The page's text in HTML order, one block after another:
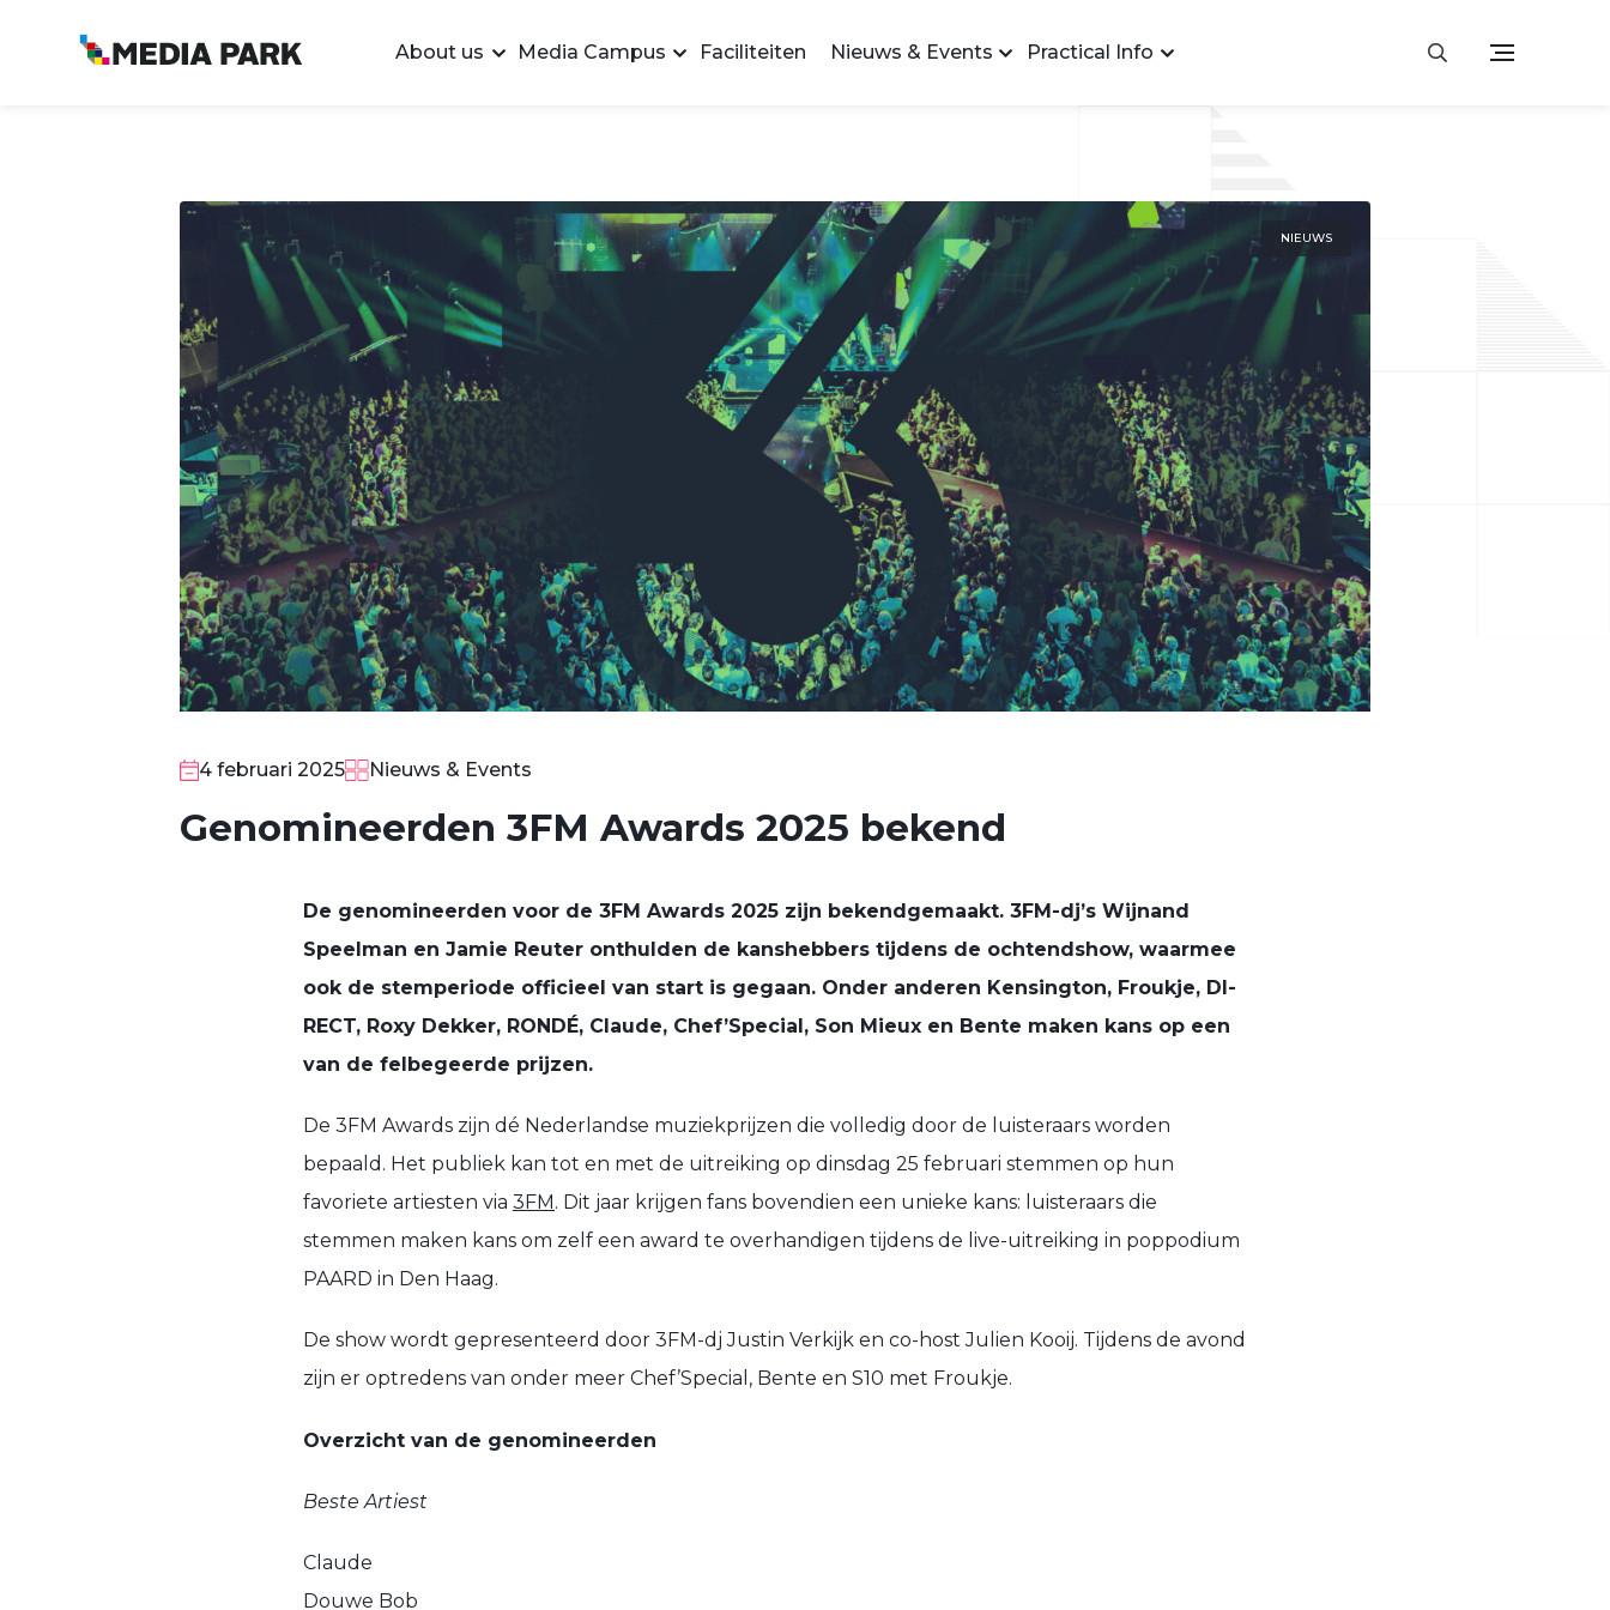
About us Media Campus Faciliteiten Nieuws & Events Practical Info
NIEUWS
4 februari 2025 Nieuws & Events
Genomineerden 3FM Awards 2025 bekend
De genomineerden voor de 3FM Awards 2025 zijn bekendgemaakt. 3FM-dj’s Wijnand
Speelman en Jamie Reuter onthulden de kanshebbers tijdens de ochtendshow, waarmee
ook de stemperiode officieel van start is gegaan. Onder anderen Kensington, Froukje, DI-
RECT, Roxy Dekker, RONDÉ, Claude, Chef’Special, Son Mieux en Bente maken kans op een
van de felbegeerde prijzen.
De 3FM Awards zijn dé Nederlandse muziekprijzen die volledig door de luisteraars worden
bepaald. Het publiek kan tot en met de uitreiking op dinsdag 25 februari stemmen op hun
favoriete artiesten via 3FM . Dit jaar krijgen fans bovendien een unieke kans: luisteraars die
stemmen maken kans om zelf een award te overhandigen tijdens de live-uitreiking in poppodium
PAARD in Den Haag.
De show wordt gepresenteerd door 3FM-dj Justin Verkijk en co-host Julien Kooij. Tijdens de avond
zijn er optredens van onder meer Chef’Special, Bente en S10 met Froukje.
Overzicht van de genomineerden
Beste Artiest
Claude
Douwe Bob